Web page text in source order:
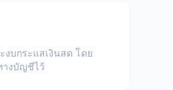
บกระแสเงินสด โดย
างบัญชีไว้